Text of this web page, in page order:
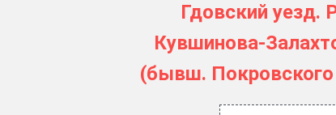
Гдовский уезд.
Кувшинова-
(бывш.